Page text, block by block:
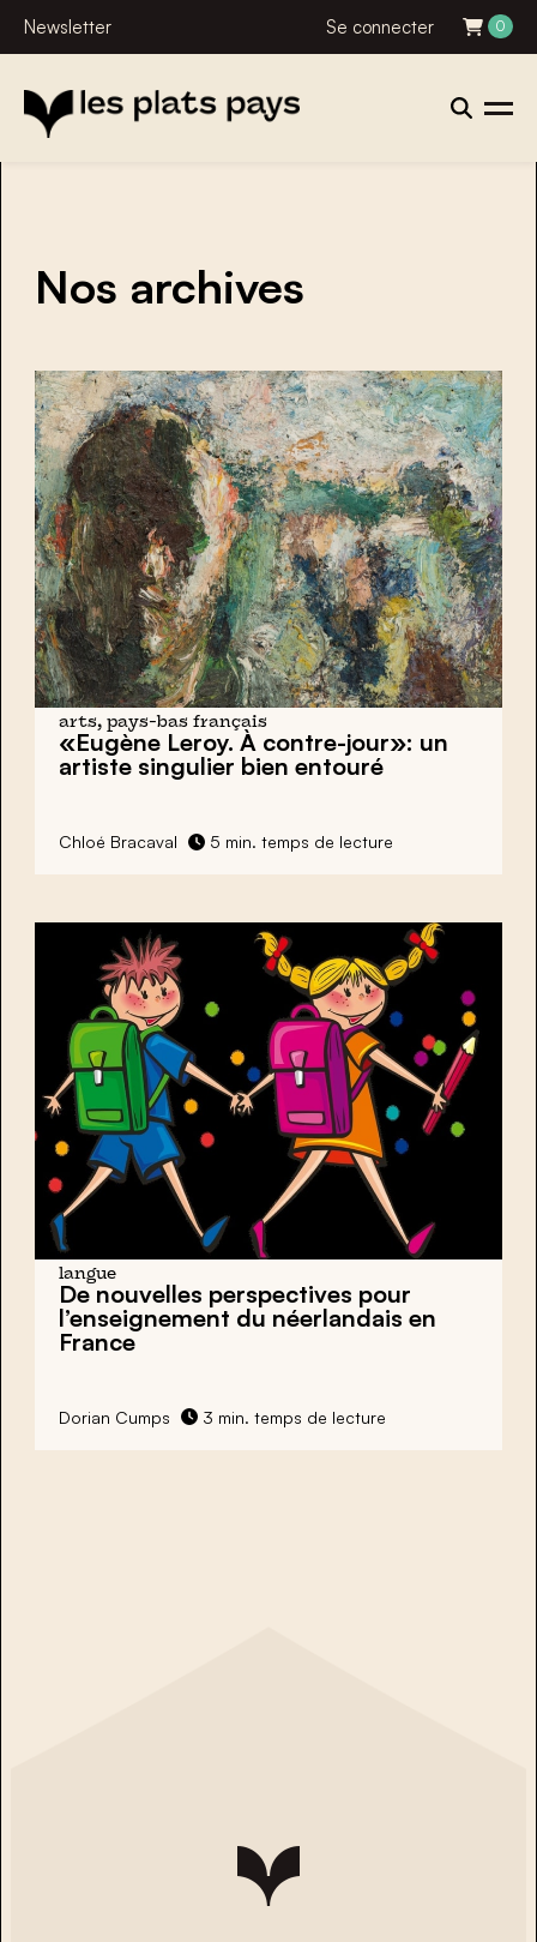
Newsletter Se connecter 0
Nos archives
arts, pays-bas français
«Eugène Leroy. À contre-jour»: un
artiste singulier bien entouré
Chloé Bracaval 5 min. temps de lecture
langue
De nouvelles perspectives pour
l’enseignement du néerlandais en
France
Dorian Cumps 3 min. temps de lecture